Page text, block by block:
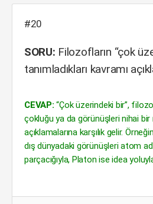
#20
SORU: Filozofların “çok
tanımladıkları kavramı
CEVAP: “Çok üzerindeki bir”,
çokluğu ya da görünüşleri nihai
açıklamalarına karşılık gelir.
dış dünyadaki görünüşleri atom
parçacığıyla, Platon ise idea